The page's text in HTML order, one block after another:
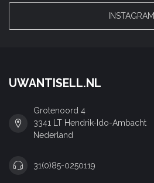
INSTAGRAM
UWANTISELL.NL
Grotenoord 4
3341 LT Hendrik-Ido-Ambacht
Nederland
31(0)85-0250119